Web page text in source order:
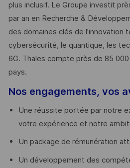
plus inclusif. Le Groupe investit
par an en Recherche &
des domaines clés de l’innovation
cybersécurité, le quantique, les
6G. Thales compte près de 85
pays. ​
Nos engagements, vos
Une réussite portée par notre
votre expérience et notre
Un package de rémunération
Un développement des